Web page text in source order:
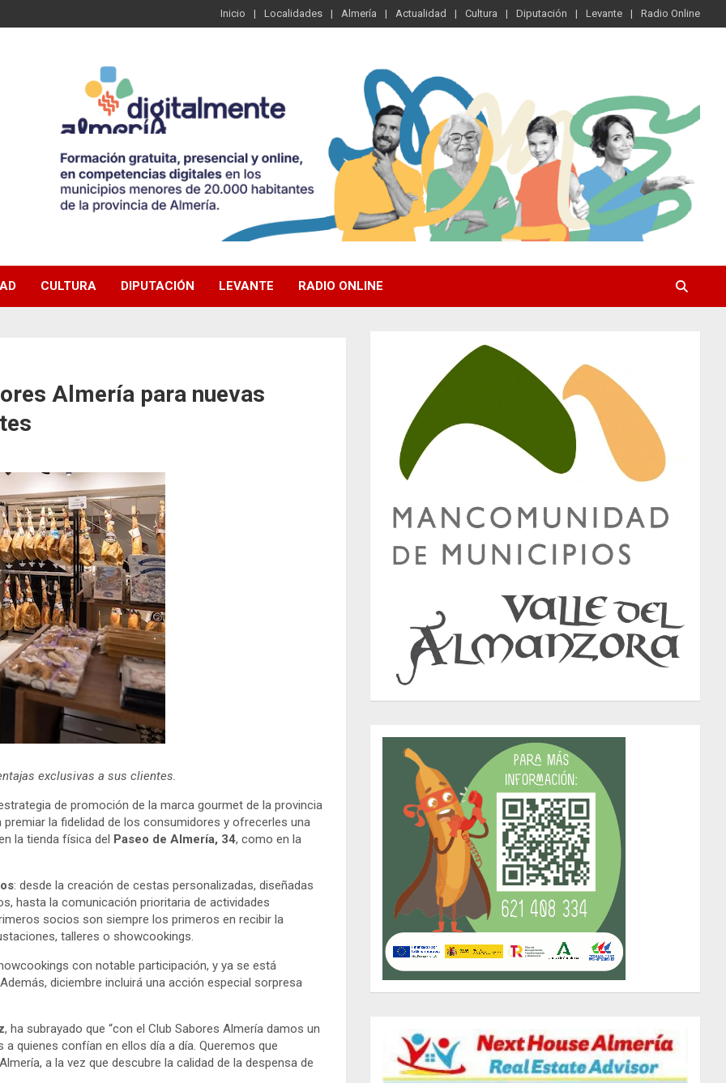
Inicio Localidades Almería Actualidad Cultura Diputación Levante Radio Online
CULTURA DIPUTACIÓN LEVANTE RADIO ONLINE
Almería para nuevas
exclusivas a sus clientes.
de promoción de la marca gourmet de la provincia
premiar la fidelidad de los consumidores y ofrecerles una
la tienda física del Paseo de Almería, 34, como en la
: desde la creación de cestas personalizadas, diseñadas
hasta la comunicación prioritaria de actividades
socios son siempre los primeros en recibir la
talleres o showcookings.
con notable participación, y ya se está
diciembre incluirá una acción especial sorpresa
, ha subrayado que “con el Club Sabores Almería damos un
quienes confían en ellos día a día. Queremos que
a la vez que descubre la calidad de la despensa de